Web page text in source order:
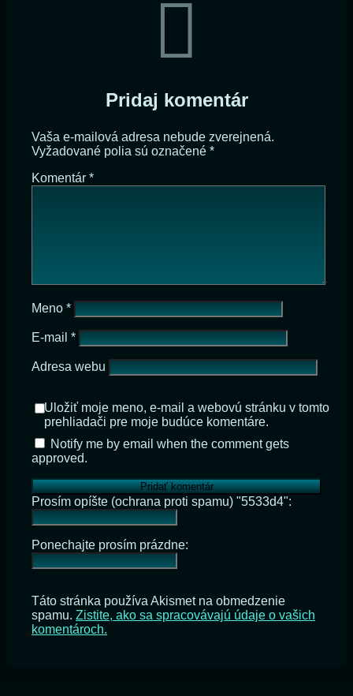
Pridaj komentár
Vaša e-mailová adresa nebude zverejnená.
Vyžadované polia sú označené *
Komentár *
Meno *
E-mail *
Adresa webu
Uložiť moje meno, e-mail a webovú stránku v tomto
prehliadači pre moje budúce komentáre.
Notify me by email when the comment gets
approved.
Prosím opíšte (ochrana proti spamu) "5533d4":
Ponechajte prosím prázdne:
Táto stránka používa Akismet na obmedzenie
spamu. Zistite, ako sa spracovávajú údaje o vašich
komentároch.